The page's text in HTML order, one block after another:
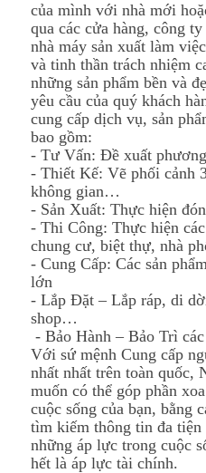
của mình với nhà mới
qua các cửa hàng, công
nhà máy sản xuất làm
và tinh thần trách nhiệm
những sản phẩm bền và
yêu cầu của quý khách
cung cấp dịch vụ, sản
bao gồm:
- Tư Vấn: Đề xuất
- Thiết Kế: Vẽ phối cảnh
không gian…
- Sản Xuất: Thực hiện
- Thi Công: Thực hiện
chung cư, biệt thự, nhà
- Cung Cấp: Các sản
lớn
- Lắp Đặt – Lắp ráp, di
shop…
- Bảo Hành – Bảo Trì
Với sứ mệnh Cung cấp
nhất nhất trên toàn
muốn có thể góp phần
cuộc sống của bạn, bằng
tìm kiếm thông tin đa
những áp lực trong cuộc
hết là áp lực tài chính.